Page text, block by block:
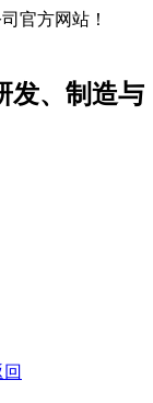
官方网站！
发、制造与